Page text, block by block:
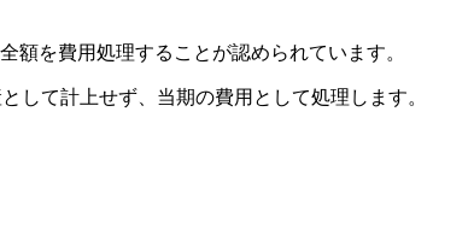
額を費用処理することが認められています。
して計上せず、当期の費用として処理します。